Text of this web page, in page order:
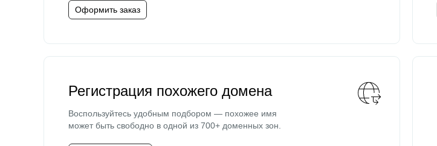
Оформить заказ
Регистрация похожего домена
Воспользуйтесь удобным подбором — похожее имя
может быть свободно в одной из 700+ доменных зон.